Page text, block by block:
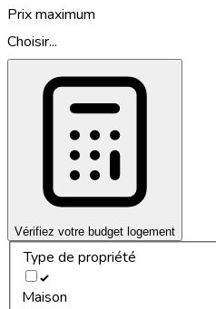
Prix maximum
Choisir...
Vérifiez votre budget logement
Type de propriété
Maison